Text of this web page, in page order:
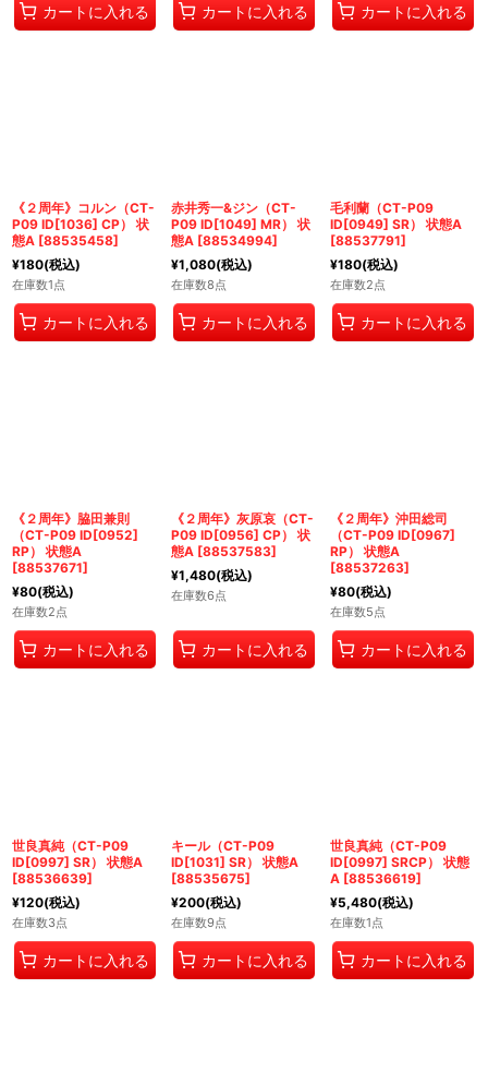
カートに入れる カートに入れる カートに入れる
《２周年》コルン（CT-
P09 ID[1036] CP） 状
態A [88535458]
¥180(税込)
在庫数1点
カートに入れる
赤井秀一&ジン（CT-
P09 ID[1049] MR） 状
態A [88534994]
¥1,080(税込)
在庫数8点
カートに入れる
毛利蘭（CT-P09
ID[0949] SR） 状態A
[88537791]
¥180(税込)
在庫数2点
カートに入れる
《２周年》脇田兼則
（CT-P09 ID[0952]
RP） 状態A
[88537671]
¥80(税込)
在庫数2点
カートに入れる
《２周年》灰原哀（CT-
P09 ID[0956] CP） 状
態A [88537583]
¥1,480(税込)
在庫数6点
カートに入れる
《２周年》沖田総司
（CT-P09 ID[0967]
RP） 状態A
[88537263]
¥80(税込)
在庫数5点
カートに入れる
世良真純（CT-P09
ID[0997] SR） 状態A
[88536639]
¥120(税込)
在庫数3点
カートに入れる
キール（CT-P09
ID[1031] SR） 状態A
[88535675]
¥200(税込)
在庫数9点
カートに入れる
世良真純（CT-P09
ID[0997] SRCP） 状態
A [88536619]
¥5,480(税込)
在庫数1点
カートに入れる